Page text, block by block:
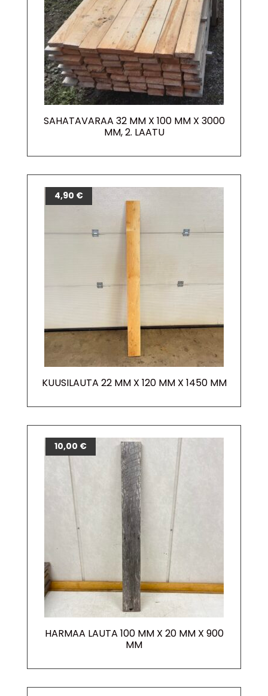
SAHATAVARAA 32 MM X 100 MM X 3000
MM, 2. LAATU
KUUSILAUTA 22 MM X 120 MM X 1450 MM
4,90 €
HARMAA LAUTA 100 MM X 20 MM X 900
MM
10,00 €